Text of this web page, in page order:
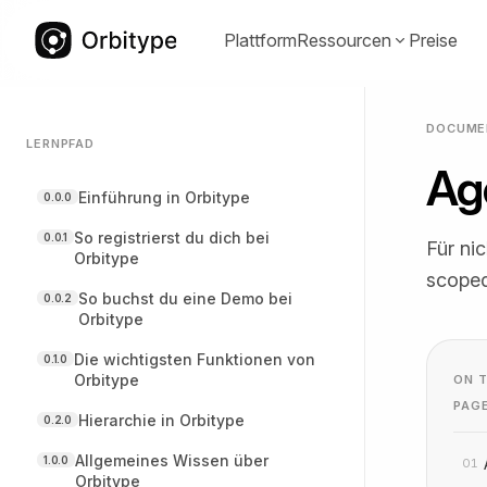
PlattformRessourcen
Guides, Referenzen und Best Practices
für Orbitype.
(opens in
Bewährte
YouTube
(opens in a new tab)
echte Use Cases.
LinkedIn
(opens in
Preise
LERNPFAD
0.0.0 Einführung in Orbitype
0.0.1
So registrierst du dich bei
Orbitype
0.0.2
So buchst du eine Demo bei
Orbitype
0.1.0
Die wichtigsten Funktionen von
Orbitype
0.2.0 Hierarchie in Orbitype
1.0.0 Allgemeines Wissen über
Orbitype
Für
ON
PAGE
01